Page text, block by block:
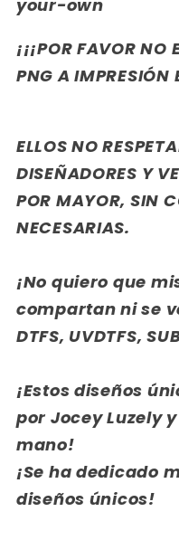
your-own
¡¡¡POR FAVOR
PNG A IMPRESIÓN
ELLOS NO
DISEÑADORES Y
POR MAYOR, SIN
NECESARIAS.
¡No quiero que
compartan ni se
DTFS, UVDTFS,
¡Estos diseños
por Jocey Luzely
mano!
¡Se ha dedicado
diseños únicos!